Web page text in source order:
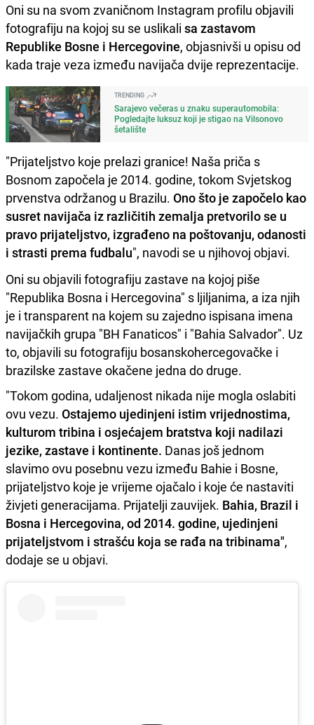
Oni su na svom zvaničnom Instagram profilu objavili
fotografiju na kojoj su se uslikali sa zastavom
Republike Bosne i Hercegovine, objasnivši u opisu od
kada traje veza između navijača dvije reprezentacije.
TRENDING
Sarajevo večeras u znaku superautomobila:
Pogledajte luksuz koji je stigao na Vilsonovo
šetalište
"Prijateljstvo koje prelazi granice! Naša priča s
Bosnom započela je 2014. godine, tokom Svjetskog
prvenstva održanog u Brazilu. Ono što je započelo kao
susret navijača iz različitih zemalja pretvorilo se u
pravo prijateljstvo, izgrađeno na poštovanju, odanosti
i strasti prema fudbalu", navodi se u njihovoj objavi.
Oni su objavili fotografiju zastave na kojoj piše
"Republika Bosna i Hercegovina" s ljiljanima, a iza njih
je i transparent na kojem su zajedno ispisana imena
navijačkih grupa "BH Fanaticos" i "Bahia Salvador". Uz
to, objavili su fotografiju bosanskohercegovačke i
brazilske zastave okačene jedna do druge.
"Tokom godina, udaljenost nikada nije mogla oslabiti
ovu vezu. Ostajemo ujedinjeni istim vrijednostima,
kulturom tribina i osjećajem bratstva koji nadilazi
jezike, zastave i kontinente. Danas još jednom
slavimo ovu posebnu vezu između Bahie i Bosne,
prijateljstvo koje je vrijeme ojačalo i koje će nastaviti
živjeti generacijama. Prijatelji zauvijek. Bahia, Brazil i
Bosna i Hercegovina, od 2014. godine, ujedinjeni
prijateljstvom i strašću koja se rađa na tribinama",
dodaje se u objavi.